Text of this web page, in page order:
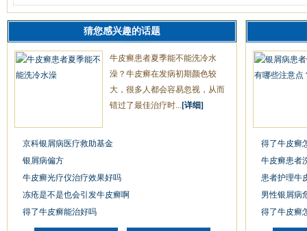
猜您感兴趣的话题
牛皮癣患者夏季能不能洗冷水
澡？牛皮癣在发病初期颜色较
大，很多人都会容易忽视，从而
错过了最佳治疗时... [详细]
京科银屑病医疗救助基金
银屑病偏方
牛皮癣光疗仪治疗效果好吗
冻疮是不是也会引发牛皮癣啊
得了牛皮癣能治好吗
得了牛皮癣
牛皮癣患者
患者护理牛
男性银屑病
得了牛皮癣